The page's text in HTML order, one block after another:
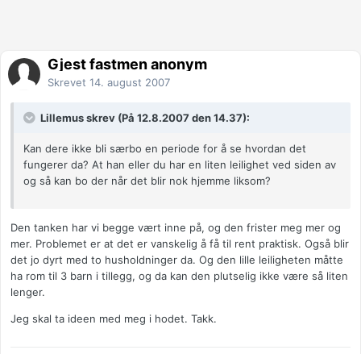
Gjest fastmen anonym
Skrevet 14. august 2007
Lillemus skrev (På 12.8.2007 den 14.37):
Kan dere ikke bli særbo en periode for å se hvordan det
fungerer da? At han eller du har en liten leilighet ved siden av
og så kan bo der når det blir nok hjemme liksom?
Den tanken har vi begge vært inne på, og den frister meg mer og
mer. Problemet er at det er vanskelig å få til rent praktisk. Også blir
det jo dyrt med to husholdninger da. Og den lille leiligheten måtte
ha rom til 3 barn i tillegg, og da kan den plutselig ikke være så liten
lenger.
Jeg skal ta ideen med meg i hodet. Takk.